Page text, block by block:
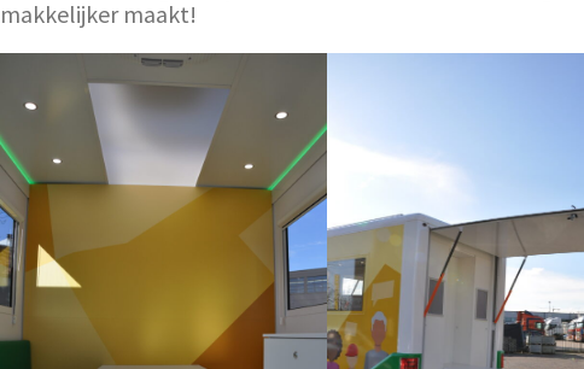
makkelijker maakt!